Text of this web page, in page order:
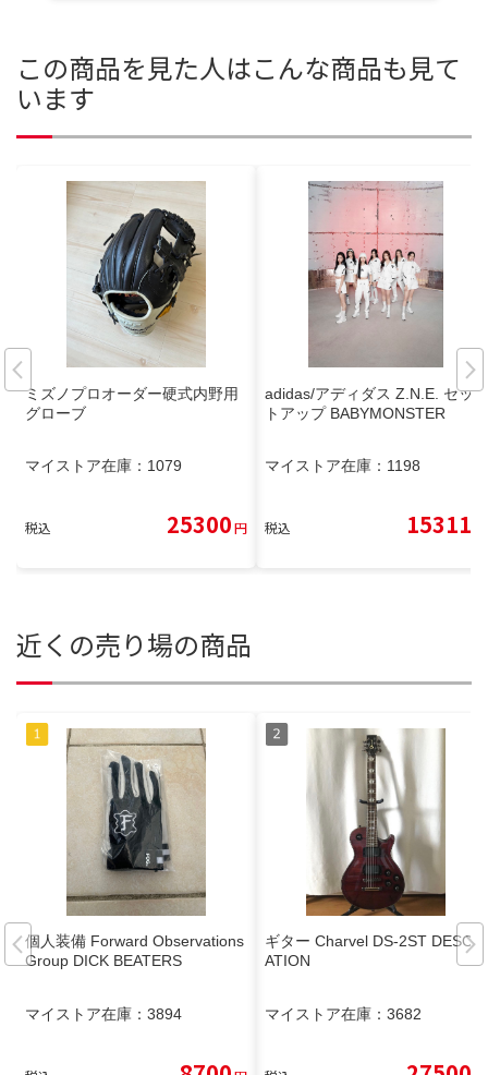
この商品を見た人はこんな商品も見て
います
ミズノプロオーダー硬式内野用
グローブ
マイストア在庫： 1079
税込 25300円
adidas/アディダス Z.N.E. セッ
トアップ BABYMONSTER
マイストア在庫： 1198
税込 15311
近くの売り場の商品
個人装備 Forward Observations
Group DICK BEATERS
マイストア在庫： 3894
ギター Charvel DS-2ST DESOL
ATION
マイストア在庫： 3682